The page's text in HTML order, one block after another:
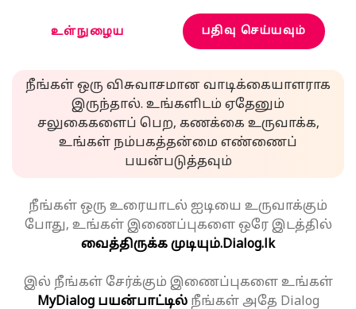
உள்நுழைய பதிவு செய்யவும்
நீங்கள் ஒரு விசுவாசமான வாடிக்கையாளராக
இருந்தால். உங்களிடம் ஏதேனும்
சலுகைகளைப் பெற, கணக்கை உருவாக்க,
உங்கள் நம்பகத்தன்மை எண்ணைப்
பயன்படுத்தவும்
நீங்கள் ஒரு உரையாடல் ஐடியை உருவாக்கும்
போது, உங்கள் இணைப்புகளை ஒரே இடத்தில்
வைத்திருக்க முடியும்.Dialog.lk
இல் நீங்கள் சேர்க்கும் இணைப்புகளை உங்கள்
MyDialog பயன்பாட்டில்நீங்கள் அதே Dialog